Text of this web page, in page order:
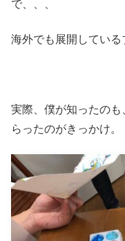
で、、、
海外でも展開している
実際、僕が知ったの
らったのがきっかけ。